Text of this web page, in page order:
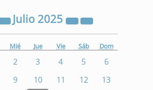
Julio 2025
Mié Jue Vie Sáb Dom
2 3 4 5
6
9 10 11 12
13